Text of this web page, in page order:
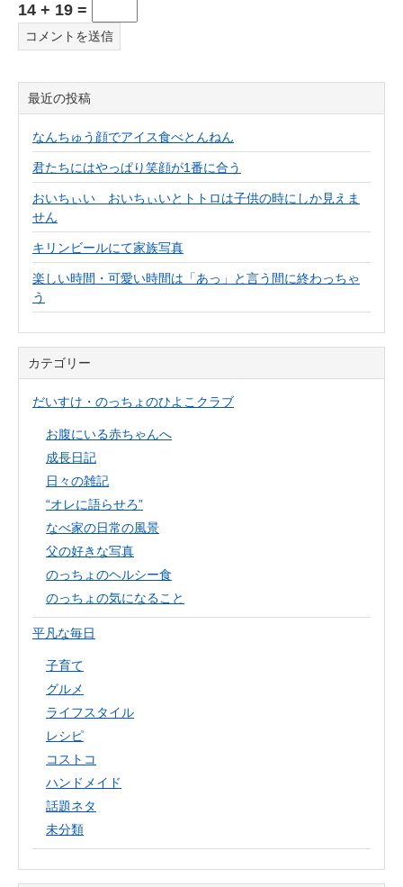
14 + 19 =
最近の投稿
なんちゅう顔でアイス食べとんねん
君たちにはやっぱり笑顔が1番に合う
おいちぃい おいちぃいとトトロは子供の時にしか見えま
せん
キリンビールにて家族写真
楽しい時間・可愛い時間は「あっ」と言う間に終わっちゃ
う
カテゴリー
だいすけ・のっちょのひよこクラブ
お腹にいる赤ちゃんへ
成長日記
日々の雑記
“オレに語らせろ”
なべ家の日常の風景
父の好きな写真
のっちょのヘルシー食
のっちょの気になること
平凡な毎日
子育て
グルメ
ライフスタイル
レシピ
コストコ
ハンドメイド
話題ネタ
未分類